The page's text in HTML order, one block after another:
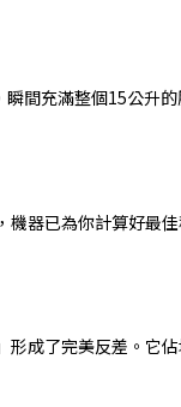
瞬間充滿整個15公升
器已為你計算好最
形成了完美反差。它